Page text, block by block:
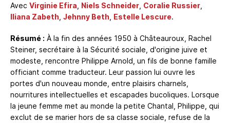
Avec Virginie Efira Niels Schneider Coralie Russier
Iliana Zabeth Jehnny Beth Estelle Lescure.
Résumé : À la fin des années 1950 à Châteauroux, Rachel
Steiner, secrétaire à la Sécurité sociale, d'origine juive et
modeste, rencontre Philippe Arnold, un fils de bonne famille
officiant comme traducteur. Leur passion lui ouvre les
portes d'un nouveau monde, entre plaisirs charnels,
nourritures intellectuelles et escapades bucoliques. Lorsque
la jeune femme met au monde la petite Chantal, Philippe, qui
exclut de se marier hors de sa classe sociale, refuse de la